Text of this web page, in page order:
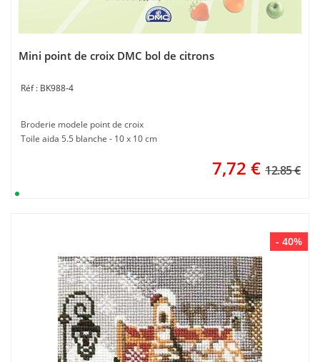
Mini point de croix DMC bol de citrons
BK988-4
Broderie modele point de croix
Toile aida 5.5 blanche - 10 x 10 cm
7,72 € 12.85 €
- 40%